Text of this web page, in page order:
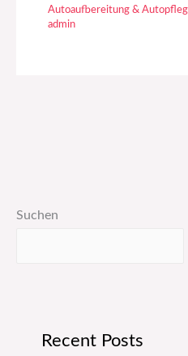
Autoaufbereitung &
admin
Suchen
Recent Posts